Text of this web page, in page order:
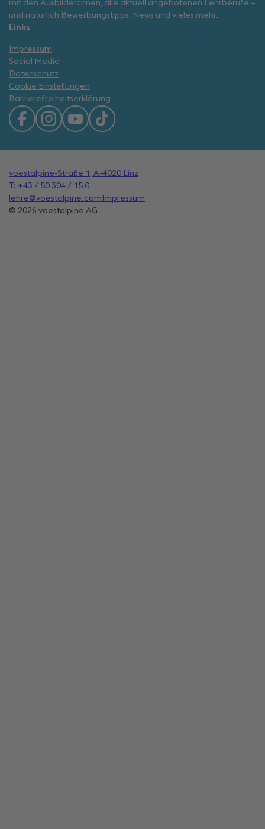
mit den Ausbilder:innen, alle aktuell angebotenen Lehrberufe –
und natürlich Bewerbungstipps, News und vieles mehr.
Links
Impressum
Social Media
Datenschutz
Cookie Einstellungen
Barrierefreiheitserklärung
© 2026 voestalpine AG
voestalpine-Straße 1, A-4020 Linz
T: +43 / 50 304 / 15 0
lehre@voestalpine.com Impressum